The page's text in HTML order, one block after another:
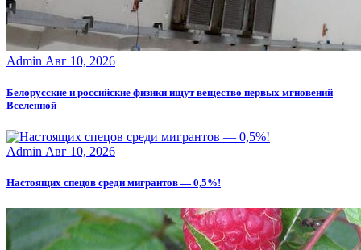
Admin Авг 10, 2026
Белорусские и российские физики ищут вещество первых мгновений
Вселенной
Admin Авг 10, 2026
Настоящих спецов среди мигрантов — 0,5%!